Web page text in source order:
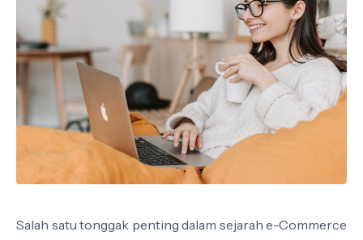
Salah satu tonggak penting dalam sejarah e-Commerce